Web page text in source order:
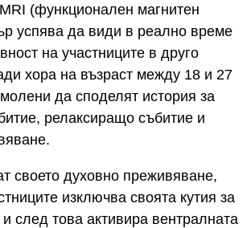
(функционален магнитен
успява да види в реално време
на участниците в друго
хора на възраст между 18 и 27
да споделят история за
релаксиращо събитие и
своето духовно преживяване,
изключва своята кутия за
след това активира вентралната